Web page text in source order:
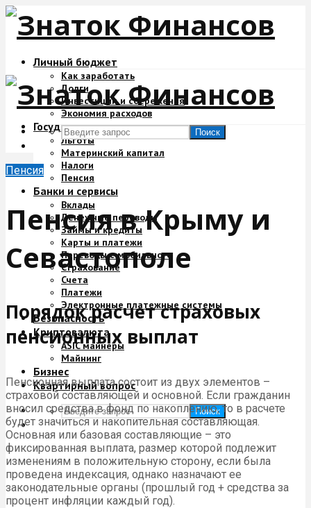
Личный бюджет
Как заработать
Долги
Инвестиции и сбережения
Экономия расходов
Государство и деньги
Льготы
Материнский капитал
Налоги
Пенсия
Банки и сервисы
Вклады
Денежные переводы
Займы и кредиты
Карты и платежи
Переводы с мобильного
Страхование
Счета
Платежи
Электронные платежные системы
Безопасность
Криптовалюта
ASIC майнеры
Майнинг
Бизнес
Квартирный вопрос
Поиск
Поиск
Пенсия
Пенсия в Крыму и
Севастополе
Порядок расчет страховых
пенсионных выплат
Пенсионная выплата состоит из двух элементов –
страховой составляющей и основной. Если гражданин
вносил средства в фонд по накоплению, то в расчете
будет значиться и накопительная составляющая.
Основная или базовая составляющие – это
фиксированная выплата, размер которой подлежит
изменениям в положительную сторону, если была
проведена индексация, однако назначают ее
законодательные органы (прошлый год + средства за
процент инфляции каждый год).